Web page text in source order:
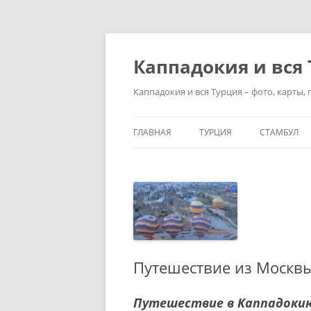
Перейти
Каппадокия и вся
Каппадокия и вся Турция – фото, карты,
ГЛАВНАЯ ТУРЦИЯ
АНКАРА — СОВРЕМЕННАЯ
СТОЛИЦА ТУРЦИИ
АДАНА – КРУПНЫЙ ГОРОД
КУРОРТЫ
СТАМБУЛ
СТАМБУЛЕ
Путешествие из
Путешествие в